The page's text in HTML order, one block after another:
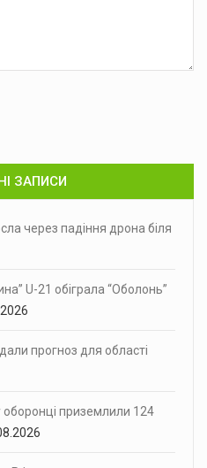
ЗАПИСИ
через падіння дрона біля
U-21 обіграла “Оболонь”
прогноз для області
приземлили 124